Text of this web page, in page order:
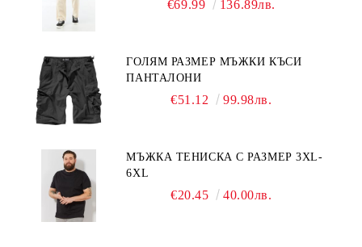
€69.99 136.89лв.
ГОЛЯМ РАЗМЕР МЪЖКИ КЪСИ
ПАНТАЛОНИ
€51.12 99.98лв.
МЪЖКА ТЕНИСКА С РАЗМЕР 3XL-
6XL
€20.45 40.00лв.